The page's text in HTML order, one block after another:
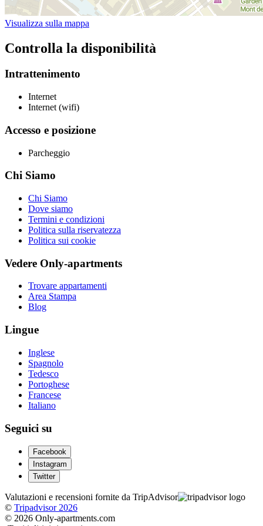
Visualizza sulla mappa
Controlla la disponibilità
Intrattenimento
Internet
Internet (wifi)
Accesso e posizione
Parcheggio
Chi Siamo
Chi Siamo
Dove siamo
Termini e condizioni
Politica sulla riservatezza
Politica sui cookie
Vedere Only-apartments
Trovare appartamenti
Area Stampa
Blog
Lingue
Inglese
Spagnolo
Tedesco
Portoghese
Francese
Italiano
Seguici su
Facebook
Instagram
Twitter
Valutazioni e recensioni fornite da TripAdvisor
© Tripadvisor 2026
© 2026 Only-apartments.com